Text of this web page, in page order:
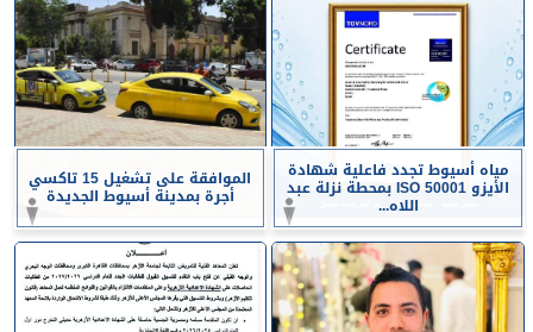
مياه أسيوط تجدد فاعلية شهادة
الأيزو ISO 50001 بمحطة نزلة عبد
اللاه...
الموافقة على تشغيل 15 تاكسي
أجرة بمدينة أسيوط الجديدة